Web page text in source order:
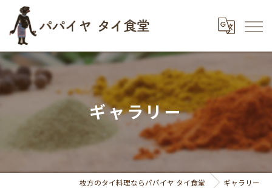
ギャラリー
枚方のタイ料理ならパパイヤ タイ食堂 ギャラリー